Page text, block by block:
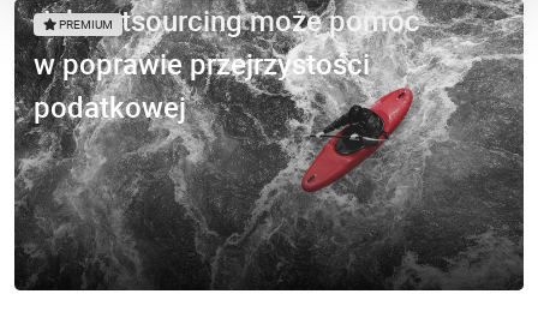
Jak outsourcing może pomóc
w poprawie przejrzystości
podatkowej
PREMIUM